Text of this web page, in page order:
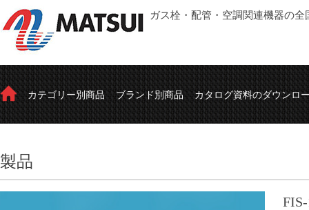
ガス栓・配管・空調関連機器の全
カテゴリー別商品 ブランド別商品 カタログ資料のダウンロ
製品